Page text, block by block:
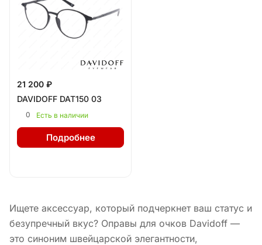
21 200 ₽
DAVIDOFF DAT150 03
0 Есть в наличии
Подробнее
Ищете аксессуар, который подчеркнет ваш статус и
безупречный вкус? Оправы для очков Davidoff —
это синоним швейцарской элегантности,